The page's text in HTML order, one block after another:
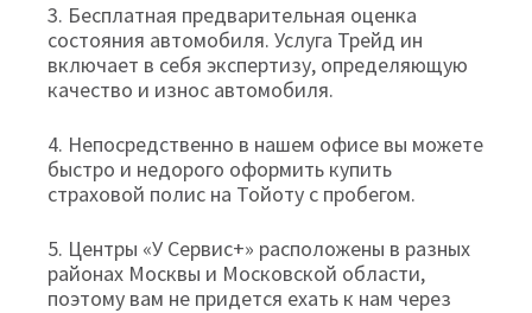
3. Бесплатная предварительная оценка
состояния автомобиля. Услуга Трейд ин
включает в себя экспертизу, определяющую
качество и износ автомобиля.
4. Непосредственно в нашем офисе вы можете
быстро и недорого оформить купить
страховой полис на Тойоту с пробегом.
5. Центры «У Сервис+» расположены в разных
районах Москвы и Московской области,
поэтому вам не придется ехать к нам через